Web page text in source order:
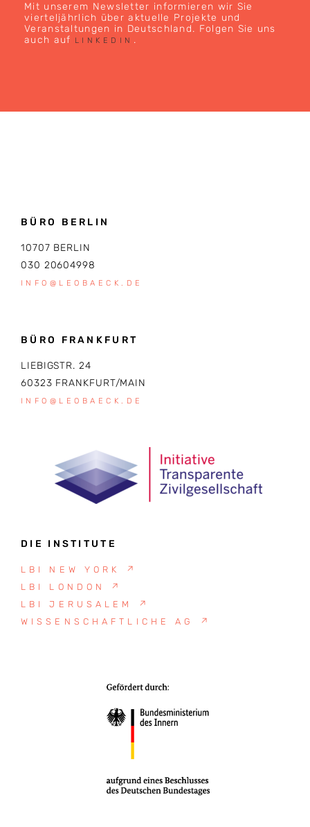
Mit unserem Newsletter informieren wir Sie
vierteljährlich über aktuelle Projekte und
Veranstaltungen in Deutschland. Folgen Sie uns
auch auf
LINKEDIN .
BÜRO BERLIN
10707 BERLIN
030 20604998
INFO@LEOBAECK.DE
BÜRO FRANKFURT
LIEBIGSTR. 24
60323 FRANKFURT/MAIN
INFO@LEOBAECK.DE
DIE INSTITUTE
LBI NEW YORK
↗
LBI LONDON
↗
LBI JERUSALEM
↗
WISSENSCHAFTLICHE AG
↗